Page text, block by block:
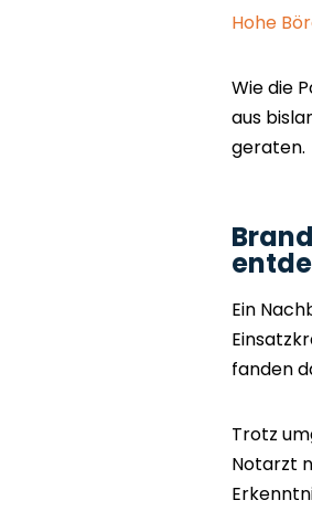
Hohe
Wie die
aus
geraten.
Ein
fanden
Trotz
Notarzt